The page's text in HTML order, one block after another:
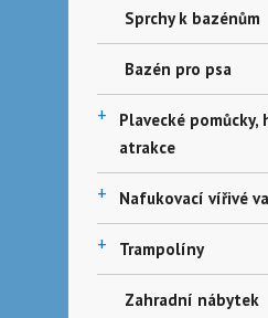
Sprchy k bazénům
Bazén pro psa
+
Plavecké pomůcky,
atrakce
+ Nafukovací vířivé
+ Trampolíny
Zahradní nábytek